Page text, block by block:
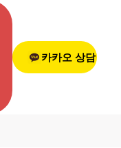
카카오 상담